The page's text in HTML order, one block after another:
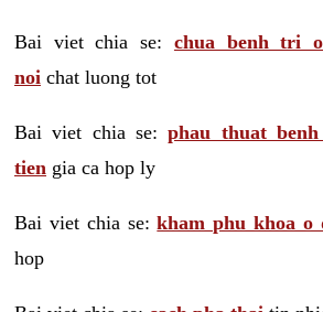
Bai viet chia se: chua benh tri
noi chat luong tot
Bai viet chia se:phau thuat
tien gia ca hop ly
Bai viet chia se:kham phu khoa o
hop